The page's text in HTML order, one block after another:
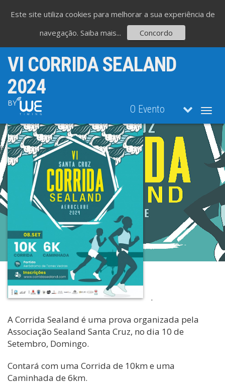
VI CORRIDA SEALAND
2024
BY O Evento
.
A Corrida Sealand é uma prova organizada pela
Associação Sealand Santa Cruz, no dia 10 de
Setembro, Domingo.
Contará com uma Corrida de 10km e uma
Caminhada de 6km.
Este site utiliza cookies para melhorar a sua experiência de
navegação. Saiba mais... Concordo